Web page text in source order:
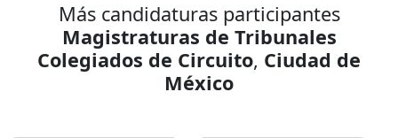
Más candidaturas participantes
Magistraturas de Tribunales
Colegiados de Circuito, Ciudad de
México